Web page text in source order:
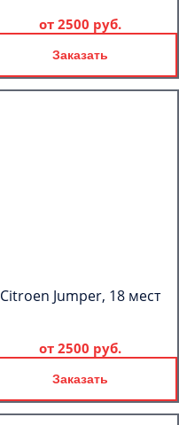
от 2500 руб.
Заказать
Citroen Jumper, 18 мест
от 2500 руб.
Заказать